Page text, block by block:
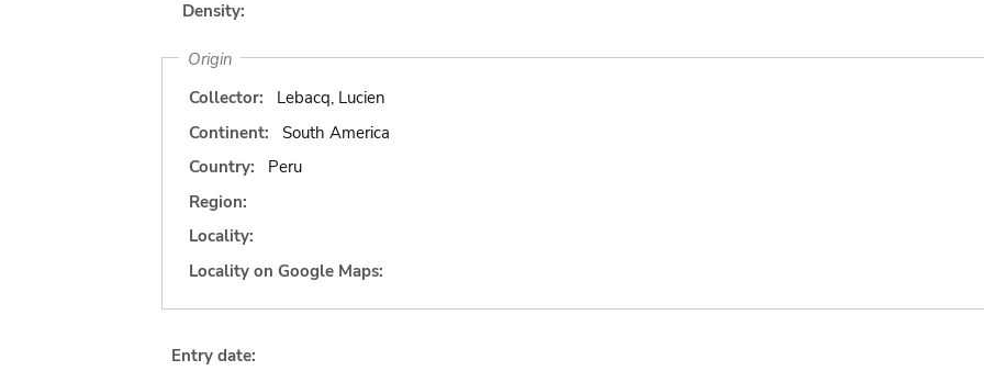
Density:
Origin
Collector:
Lebacq, Lucien
Continent:
South America
Country:
Peru
Region:
Locality:
Locality on Google Maps:
Entry date: